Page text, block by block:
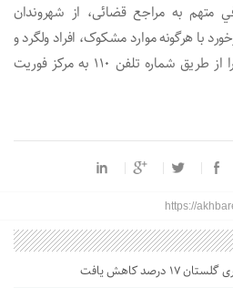
متهم به مراجع قضائی، از شهروندان
با هرگونه موارد مشکوک، افراد ولگرد و
پرسه زن در محلات سريعا آن را از طریق شماره تلفن 110 به مركز فوريت
https://
کاهش یافت